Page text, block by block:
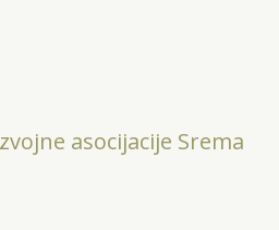
asocijacije Srema